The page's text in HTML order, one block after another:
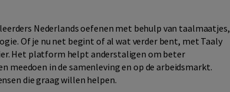
Nederlands oefenen met behulp van taalmaatjes,
Of je nu net begint of al wat verder bent, met Taaly
Het platform helpt anderstaligen om beter
meedoen in de samenleving en op de arbeidsmarkt.
die graag willen helpen.